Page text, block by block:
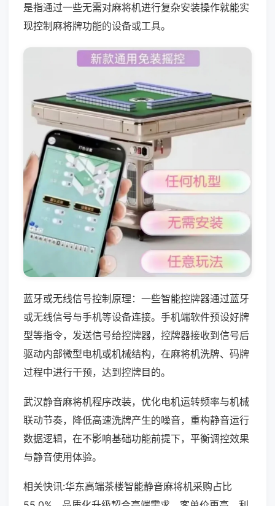
是指通过一些无需对麻将机进行复杂安装操作就能实
现控制麻将牌功能的设备或工具。
蓝牙或无线信号控制原理：一些智能控牌器通过蓝牙
或无线信号与手机等设备连接。手机端软件预设好牌
型等指令，发送信号给控牌器，控牌器接收到信号后
驱动内部微型电机或机械结构，在麻将机洗牌、码牌
过程中进行干预，达到控牌目的。
武汉静音麻将机程序改装，优化电机运转频率与机械
联动节奏，降低高速洗牌产生的噪音，重构静音运行
数据逻辑，在不影响基础功能前提下，平衡调控效果
与静音使用体验。
相关快讯:华东高端茶楼智能静音麻将机采购占比